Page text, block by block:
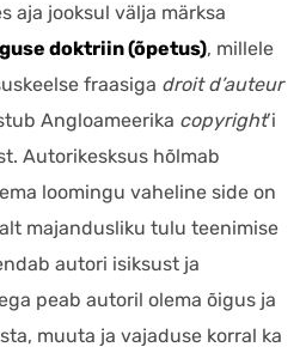
aja jooksul välja märksa
doktriin (õpetus), millele
fraasiga droit d’auteur
Angloameerika copyright’i
Autorikesksus hõlmab
loomingu vaheline side on
majandusliku tulu teenimise
autori isiksust ja
peab autoril olema õigus ja
muuta ja vajaduse korral ka